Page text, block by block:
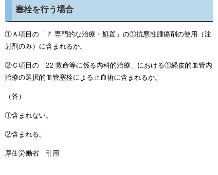
塞栓を行う場合
①Ａ項目の「７ 専門的な治療・処置」の①抗悪性腫瘍剤の使用（注
射剤のみ）に含まれるか。
②Ｃ項目の「22 救命等に係る内科的治療」における①経皮的血管内
治療の選択的血管塞栓による止血術に含まれるか。
（答）
①含まれない。
②含まれる。
厚生労働省 引用